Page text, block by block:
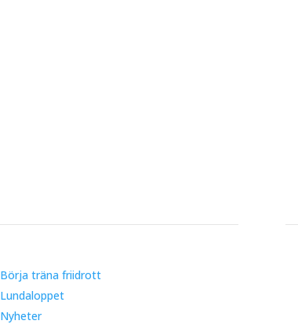
Börja träna friidrott
Lundaloppet
Nyheter